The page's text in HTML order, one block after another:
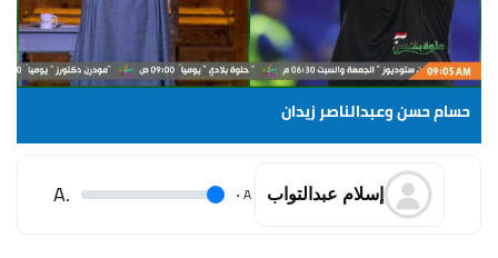
حسام حسن وعبدالناصر زيدان
إسلام عبدالتواب A
.
.A